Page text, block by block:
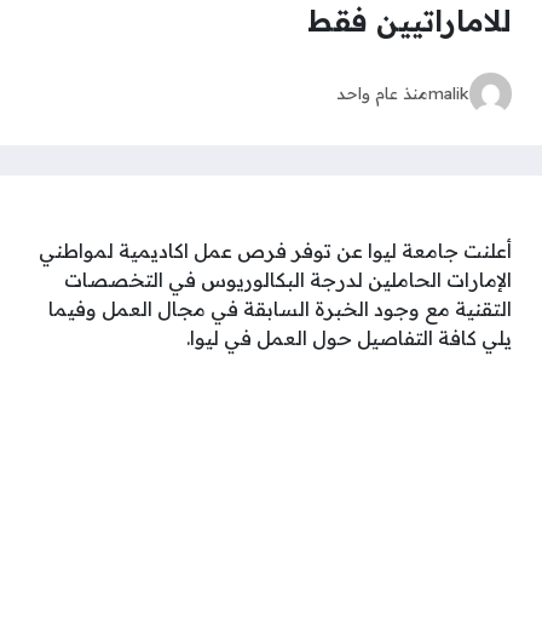
للاماراتيين فقط
malikمنذ عام واحد
أعلنت جامعة ليوا عن توفر فرص عمل اكاديمية لمواطني
الإمارات الحاملين لدرجة البكالوريوس في التخصصات
التقنية مع وجود الخبرة السابقة في مجال العمل وفيما
يلي كافة التفاصيل حول العمل في ليوا.